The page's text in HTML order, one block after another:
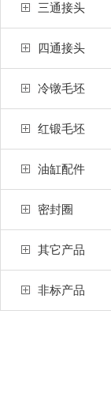
三通接头
四通接头
冷镦毛坯
红锻毛坯
油缸配件
密封圈
其它产品
非标产品